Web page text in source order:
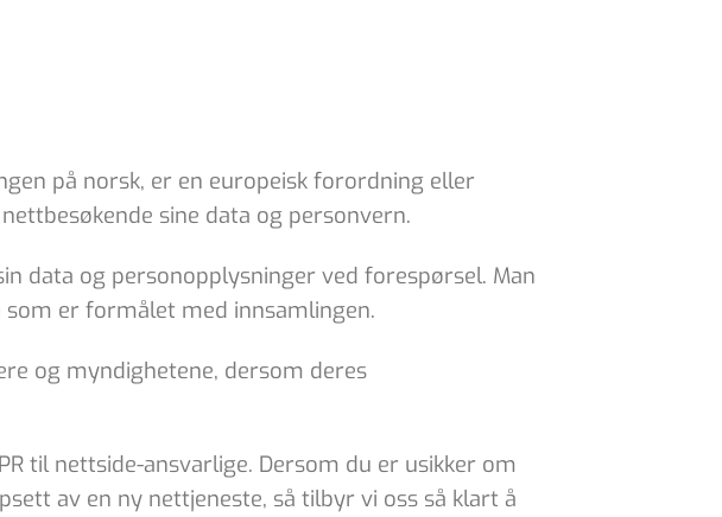
på norsk, er en europeisk forordning eller
sine data og personvern.
data og personopplysninger ved forespørsel. Man
er formålet med innsamlingen.
og myndighetene, dersom deres
til nettside-ansvarlige. Dersom du er usikker om
av en ny nettjeneste, så tilbyr vi oss så klart å